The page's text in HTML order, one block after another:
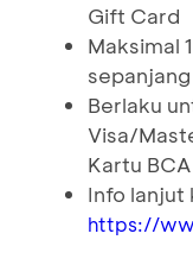
Gift Card
Maksimal
Berlaku
Visa/
Kartu
Info lanjut
https://